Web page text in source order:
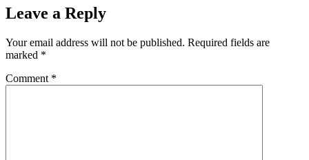
Leave a Reply
Your email address will not be published. Required fields are
marked *
Comment *